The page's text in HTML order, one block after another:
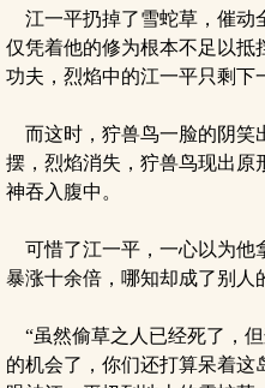
江一平扔掉了雪蛇草，催动
仅凭着他的修为根本不足以抵
功夫，烈焰中的江一平只剩下
而这时，狞兽鸟一脸的阴笑
摆，烈焰消失，狞兽鸟现出原
神吞入腹中。
可惜了江一平，一心以为他
暴涨十余倍，哪知却成了别人
“虽然偷草之人已经死了，
的机会了，你们还打算呆着这